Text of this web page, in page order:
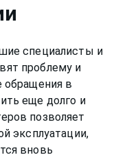
специалисты и
проблему и
обращения в
еще долго и
позволяет
эксплуатации,
вновь